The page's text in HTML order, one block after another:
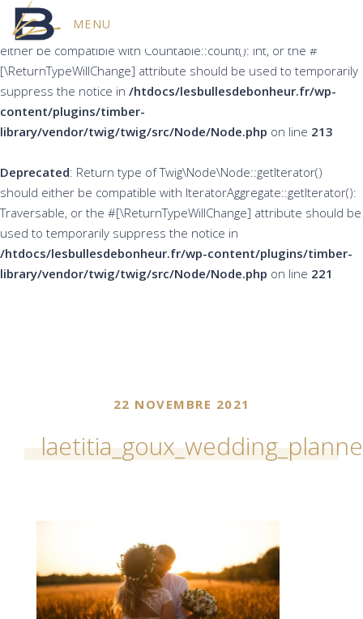
Deprecated
: Return type of Twig\Node\Node::count() should
either be compatible with Countable::count(): int, or the #
[\ReturnTypeWillChange] attribute should be used to temporarily
suppress the notice in /htdocs/lesbullesdebonheur.fr/wp-
content/plugins/timber-
library/vendor/twig/twig/src/Node/Node.php on line 213
Deprecated: Return type of Twig\Node\Node::getIterator()
should either be compatible with IteratorAggregate::getIterator():
Traversable, or the #[\ReturnTypeWillChange] attribute should be
used to temporarily suppress the notice in
/htdocs/lesbullesdebonheur.fr/wp-content/plugins/timber-
library/vendor/twig/twig/src/Node/Node.php on line 221
MENU
22 NOVEMBRE 2021